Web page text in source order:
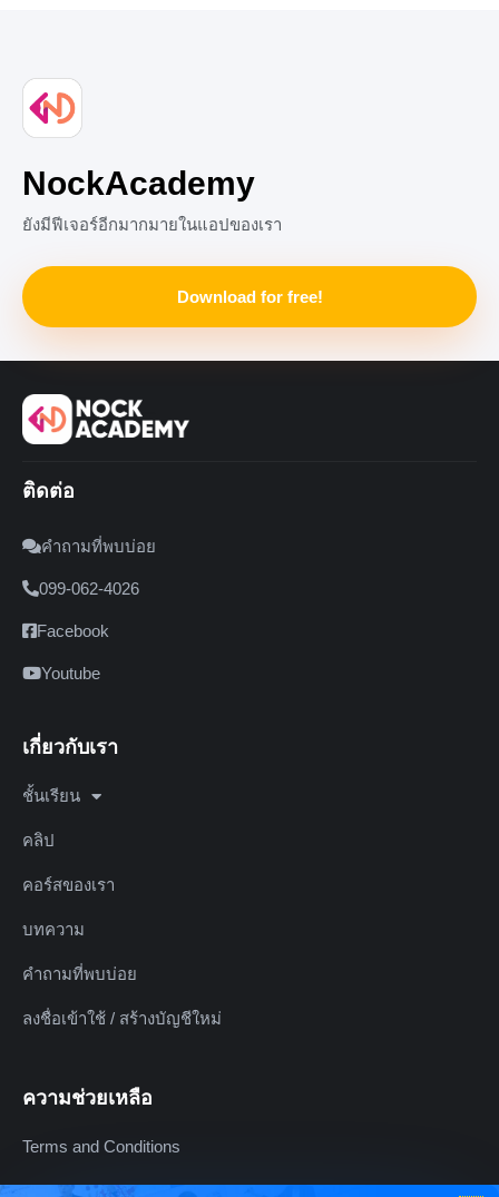
NockAcademy
ยังมีฟีเจอร์อีกมากมายในแอปของเรา
Download for free!
ติดต่อ
คำถามที่พบบ่อย
099-062-4026
Facebook
Youtube
เกี่ยวกับเรา
ชั้นเรียน
คลิป
คอร์สของเรา
บทความ
คำถามที่พบบ่อย
ลงชื่อเข้าใช้ / สร้างบัญชีใหม่
ความช่วยเหลือ
Terms and Conditions
Refund Policy